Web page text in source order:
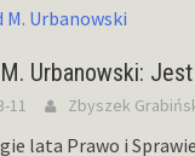
Urbanowski: Jest
11 Zbyszek
lata Prawo i